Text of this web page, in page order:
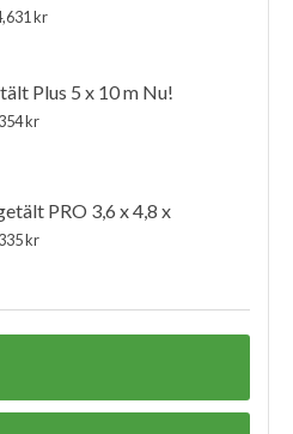
kr
Plus 5 x 10 m Nu!
kr
PRO 3,6 x 4,8 x
kr